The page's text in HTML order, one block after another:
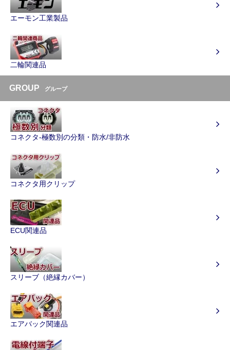
エーモン工業製品
二輪関連品
GROUP グループ
コネクタ-極数別の分類・防水/非防水
コネクタ用クリップ
ECU関連品
スリーブ（絶縁カバー）
エアバック関連品